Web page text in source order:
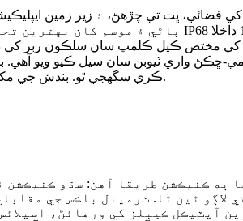
ڇڪڻ واري ٽيوبن سان سيل ڪيو ويو
ڪري سگهجي ٿو. بندش جي مکيه تعمير ۾ باڪس، اسپلائسنگ شامل آهي، ۽ ان کي اڊاپٽر ۽ آپٽيڪل اسپلٽر سان ترتيب ڏئي سگهجي ٿو.
لاڳو ٿين ٿا. ٽرمينل باڪس جي